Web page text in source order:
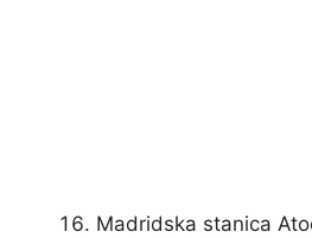
Madridska stanica